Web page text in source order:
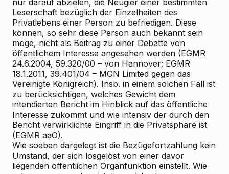
nur darauf abzielen, die Neugier einer bestimmten
Leserschaft bezüglich der Einzelheiten des
Privatlebens einer Person zu befriedigen. Diese
können, so sehr diese Person auch bekannt sein
möge, nicht als Beitrag zu einer Debatte von
öffentlichem Interesse angesehen werden (EGMR
24.6.2004, 59.320/00 – von Hannover; EGMR
18.1.2011, 39.401/04 – MGN Limited gegen das
Vereinigte Königreich). Insb. in einem solchen Fall ist
zu berücksichtigen, welches Gewicht dem
intendierten Bericht im Hinblick auf das öffentliche
Interesse zukommt und wie intensiv der durch den
Bericht verwirklichte Eingriff in die Privatsphäre ist
(EGMR aaO).
Wie soeben dargelegt ist die Bezügefortzahlung kein
Umstand, der sich losgelöst von einer davor
liegenden öffentlichen Organfunktion einstellt. Wie